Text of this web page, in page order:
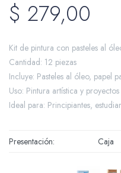
$ 279,00
Kit de pintura con pasteles al
Cantidad: 12 piezas
Incluye: Pasteles al óleo, papel
Uso: Pintura artística y
Ideal para: Principiantes,
Presentación Caja
Accesorios